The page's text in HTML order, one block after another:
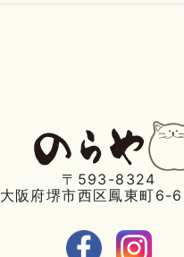
〒593-8324
大阪府堺市西区鳳東町6-